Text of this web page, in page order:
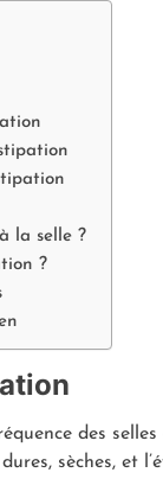
la selle ?
?
des
sèches, et